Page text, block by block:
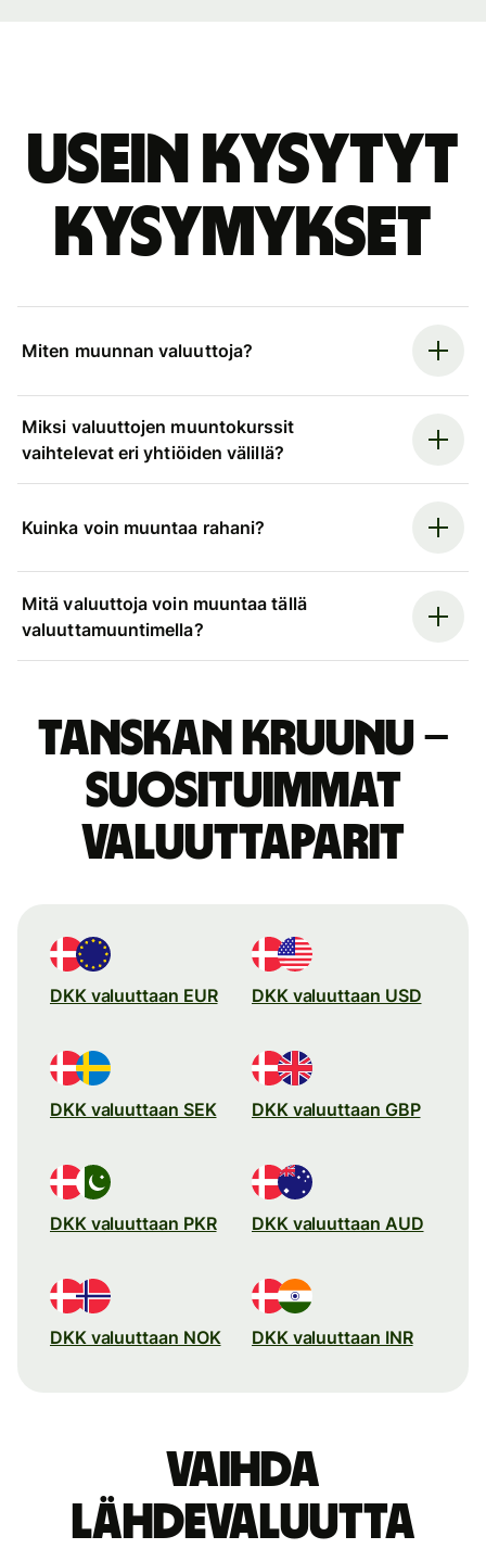
Usein kysytyt
kysymykset
Miten muunnan valuuttoja?
Miksi valuuttojen muuntokurssit
vaihtelevat eri yhtiöiden välillä?
Kuinka voin muuntaa rahani?
Mitä valuuttoja voin muuntaa tällä
valuuttamuuntimella?
Tanskan kruunu –
suosituimmat
valuuttaparit
DKK valuuttaan EUR DKK valuuttaan USD
DKK valuuttaan SEK DKK valuuttaan GBP
DKK valuuttaan PKR DKK valuuttaan AUD
DKK valuuttaan NOK DKK valuuttaan INR
Vaihda
lähdevaluutta